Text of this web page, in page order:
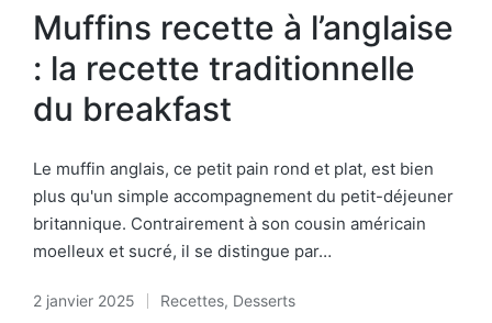
in
Muffins recette à l’anglaise
: la recette traditionnelle
du breakfast
Le muffin anglais, ce petit pain rond et plat, est bien
plus qu'un simple accompagnement du petit-déjeuner
britannique. Contrairement à son cousin américain
moelleux et sucré, il se distingue par…
2 janvier 2025
Posted
Recettes, Desserts